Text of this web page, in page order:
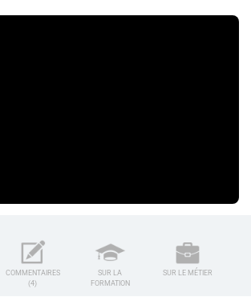
COMMENTAIRES
(4)
SUR LA
FORMATION
SUR LE MÉTIER